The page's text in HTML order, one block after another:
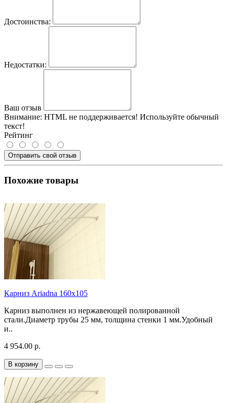
Достоинства:
Недостатки:
Ваш отзыв
Внимание: HTML не поддерживается! Используйте обычный
текст!
Рейтинг
Отправить свой отзыв
Похожие товары
Карниз Ariadna 160х105
Карниз выполнен из нержавеющей полированной
стали.Диаметр трубы 25 мм, толщина стенки 1 мм.Удобный
и..
4 954.00 р.
В корзину